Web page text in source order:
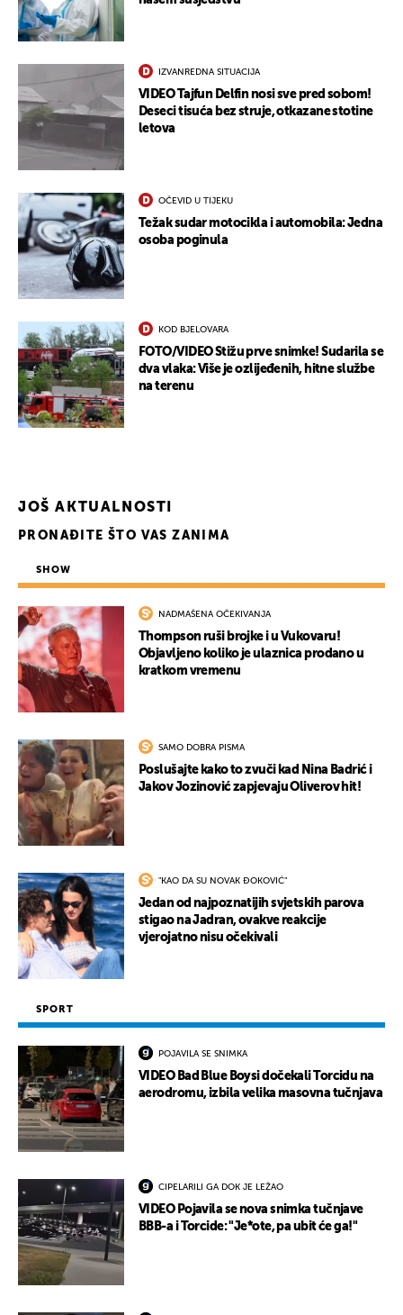
IZVANREDNA SITUACIJA
VIDEO Tajfun Delfin nosi sve pred sobom!
Deseci tisuća bez struje, otkazane stotine
letova
OČEVID U TIJEKU
Težak sudar motocikla i automobila: Jedna
osoba poginula
KOD BJELOVARA
FOTO/VIDEO Stižu prve snimke! Sudarila se
dva vlaka: Više je ozlijeđenih, hitne službe
na terenu
JOŠ AKTUALNOSTI
PRONAĐITE ŠTO VAS ZANIMA
SHOW
NADMAŠENA OČEKIVANJA
Thompson ruši brojke i u Vukovaru!
Objavljeno koliko je ulaznica prodano u
kratkom vremenu
SAMO DOBRA PISMA
Poslušajte kako to zvuči kad Nina Badrić i
Jakov Jozinović zapjevaju Oliverov hit!
"KAO DA SU NOVAK ĐOKOVIĆ"
Jedan od najpoznatijih svjetskih parova
stigao na Jadran, ovakve reakcije
vjerojatno nisu očekivali
SPORT
POJAVILA SE SNIMKA
VIDEO Bad Blue Boysi dočekali Torcidu na
aerodromu, izbila velika masovna tučnjava
CIPELARILI GA DOK JE LEŽAO
VIDEO Pojavila se nova snimka tučnjave
BBB-a i Torcide: "Je*ote, pa ubit će ga!"